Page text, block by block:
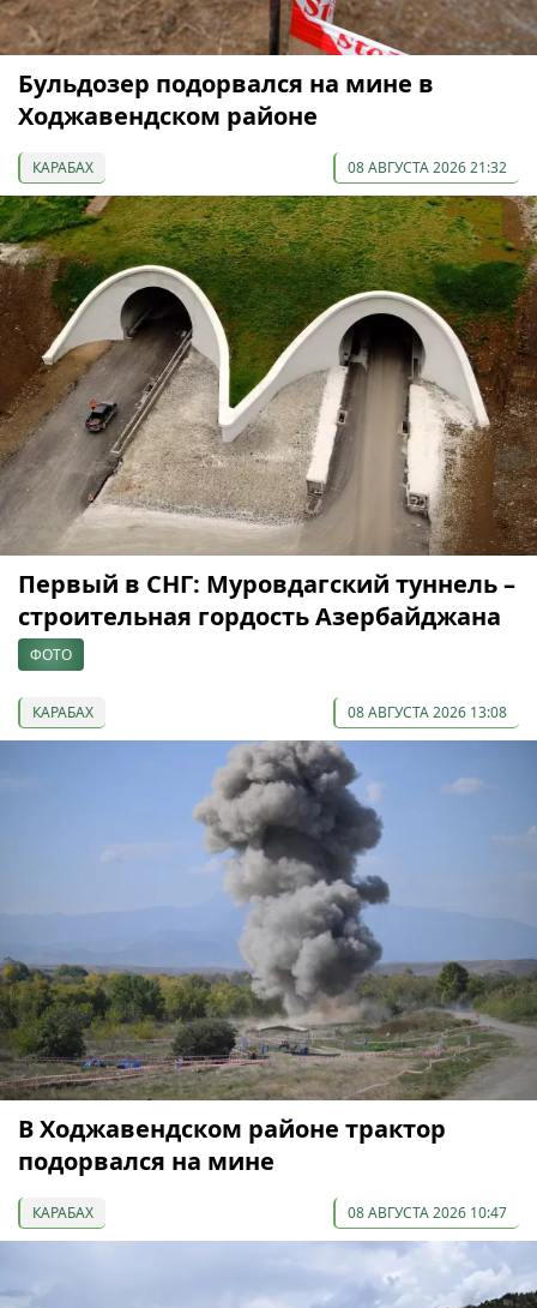
Бульдозер подорвался на мине в
Ходжавендском районе
КАРАБАХ 08 АВГУСТА 2026 21:32
Первый в СНГ: Муровдагский туннель –
строительная гордость Азербайджана
ФОТО
КАРАБАХ 08 АВГУСТА 2026 13:08
В Ходжавендском районе трактор
подорвался на мине
КАРАБАХ 08 АВГУСТА 2026 10:47